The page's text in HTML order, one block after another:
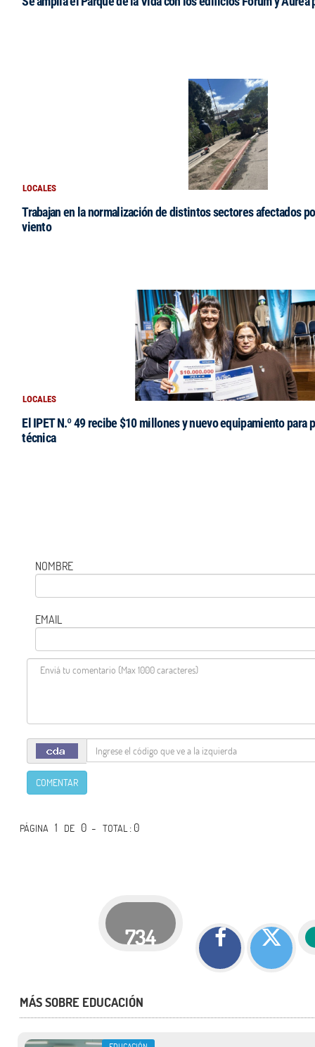
LOCALES
Trabajan en la normalización de distintos sectores afectados
viento
LOCALES
El IPET N.º 49 recibe $10 millones y nuevo equipamiento para
técnica
NOMBRE
EMAIL
COMENTAR
PÁGINA 1 DE 0 -TOTAL: 0
734
MÁS SOBRE EDUCACIÓN